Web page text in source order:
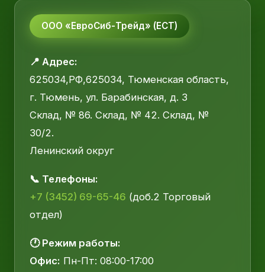
ООО «ЕвроСиб-Трейд» (ЕСТ)
📍 Адрес:
625034,РФ,625034, Тюменская область,
г. Тюмень, ул. Барабинская, д. 3
Склад, № 86. Склад, № 42. Склад, №
30/2.
Ленинский округ
📞 Телефоны:
+7 (3452) 69-65-46 (доб.2 Торговый
отдел)
🕐 Режим работы:
Офис: Пн-Пт: 08:00-17:00